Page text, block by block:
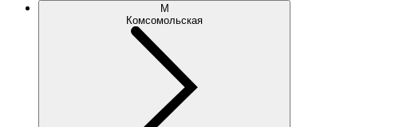
М
Комсомольская